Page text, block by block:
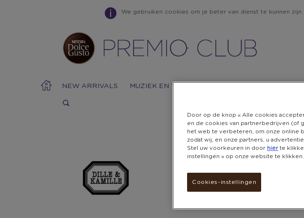
We gebruiken cookies om je beter van dienst te kunnen
NEW ARRIVALS MUZIEK EN TECHNOLOGIE
ALLEEN PUNTEN
Door op de knop « Alle cookies
en de cookies van partnerbedrijven (of
het web te verbeteren, om onze online
zodat wij, en onze partners, u
Stel uw voorkeuren in door hier te
instellingen » op onze website te
Cookies-instellingen